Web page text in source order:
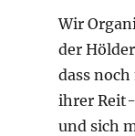
Wir
der
dass
ihrer
und sich